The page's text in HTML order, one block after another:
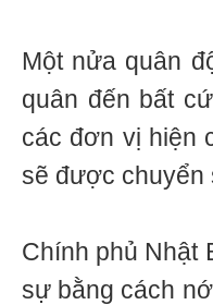
Một nửa quân
quân đến bất
các đơn vị hiện
sẽ được chuyển
Chính phủ Nhật
sự bằng cách